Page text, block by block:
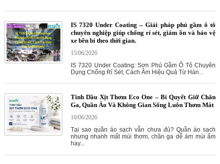
IS 7320 Under Coating – Giải pháp phủ gầm ô tô
chuyên nghiệp giúp chống rỉ sét, giảm ồn và bảo vệ
xe bền bỉ theo thời gian.
15/06/2026
IS 7320 Under Coating: Sơn Phủ Gầm Ô Tô Chuyên
Dụng Chống Rỉ Sét, Cách Âm Hiệu Quả Từ Hàn...
Tinh Dầu Xịt Thơm Eco One – Bí Quyết Giữ Chăn
Ga, Quần Áo Và Không Gian Sống Luôn Thơm Mát
10/06/2026
Tại sao quần áo sạch vẫn chưa đủ? Quần áo sạch
nhưng nhanh mất mùi thơm, chăn ga dễ ám mùi ẩm
hay...